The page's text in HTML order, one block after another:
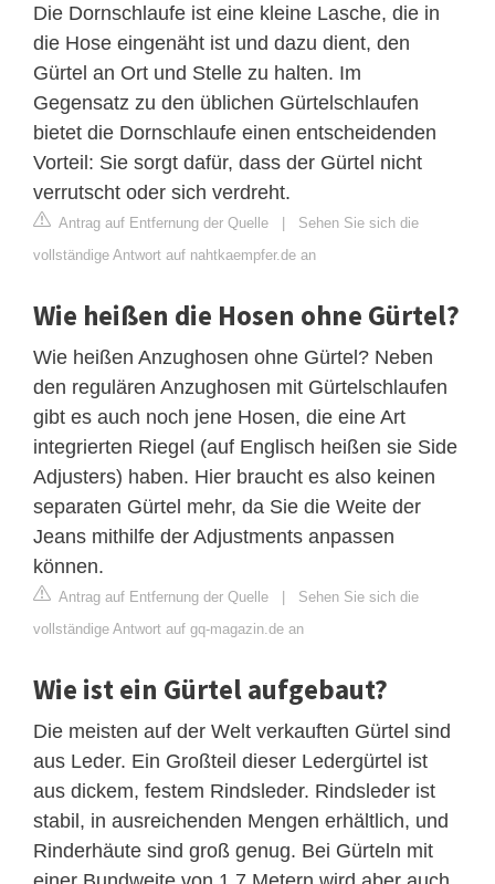
Die Dornschlaufe ist eine kleine Lasche, die in
die Hose eingenäht ist und dazu dient, den
Gürtel an Ort und Stelle zu halten. Im
Gegensatz zu den üblichen Gürtelschlaufen
bietet die Dornschlaufe einen entscheidenden
Vorteil: Sie sorgt dafür, dass der Gürtel nicht
verrutscht oder sich verdreht.
Antrag auf Entfernung der Quelle | Sehen Sie sich die
vollständige Antwort auf nahtkaempfer.de an
Wie heißen die Hosen ohne Gürtel?
Wie heißen Anzughosen ohne Gürtel? Neben
den regulären Anzughosen mit Gürtelschlaufen
gibt es auch noch jene Hosen, die eine Art
integrierten Riegel (auf Englisch heißen sie Side
Adjusters) haben. Hier braucht es also keinen
separaten Gürtel mehr, da Sie die Weite der
Jeans mithilfe der Adjustments anpassen
können.
Antrag auf Entfernung der Quelle | Sehen Sie sich die
vollständige Antwort auf gq-magazin.de an
Wie ist ein Gürtel aufgebaut?
Die meisten auf der Welt verkauften Gürtel sind
aus Leder. Ein Großteil dieser Ledergürtel ist
aus dickem, festem Rindsleder. Rindsleder ist
stabil, in ausreichenden Mengen erhältlich, und
Rinderhäute sind groß genug. Bei Gürteln mit